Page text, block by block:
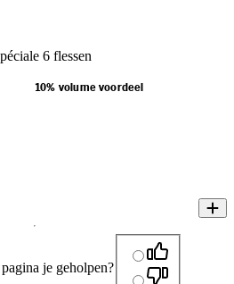
6 flessen
10% volume voordeel
je geholpen?